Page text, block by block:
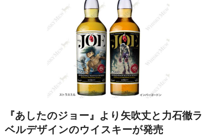
『あしたのジョー』より矢吹丈と力石徹ラ
ベルデザインのウイスキーが発売